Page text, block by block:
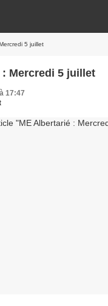
5 juillet
Mercredi 5 juillet
17:47